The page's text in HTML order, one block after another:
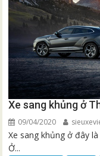
Xe sang khủng ở
09/04/2020
Xe sang khủng ở đây
Ở...